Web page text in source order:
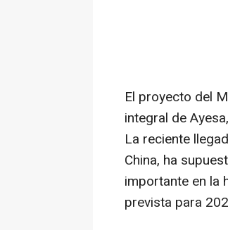
El proyecto del
integral de
La reciente
China, ha
importante en la
prevista para